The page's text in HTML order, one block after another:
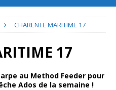
CHARENTE MARITIME 17
17
au Method Feeder pour
Ados de la semaine !